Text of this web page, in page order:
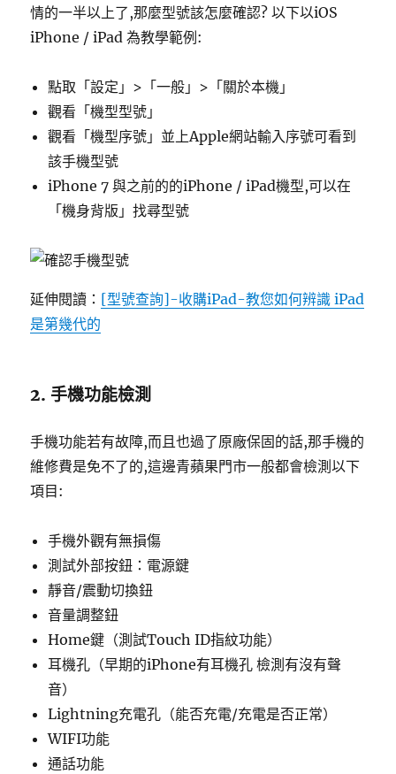
情的一半以上了,那麼型號該怎麼確認? 以下以iOS
iPhone / iPad 為教學範例:
點取「設定」>「一般」>「關於本機」
觀看「機型型號」
觀看「機型序號」並上Apple網站輸入序號可看到
該手機型號
iPhone 7 與之前的的iPhone / iPad機型,可以在
「機身背版」找尋型號
延伸閱讀： [型號查詢]-收購iPad-教您如何辨識 iPad
是第幾代的
2. 手機功能檢測
手機功能若有故障,而且也過了原廠保固的話,那手機的
維修費是免不了的,這邊青蘋果門市一般都會檢測以下
項目:
手機外觀有無損傷
測試外部按鈕：電源鍵
靜音/震動切換鈕
音量調整鈕
Home鍵（測試Touch ID指紋功能）
耳機孔（早期的iPhone有耳機孔 檢測有沒有聲
音）
Lightning充電孔（能否充電/充電是否正常）
WIFI功能
通話功能